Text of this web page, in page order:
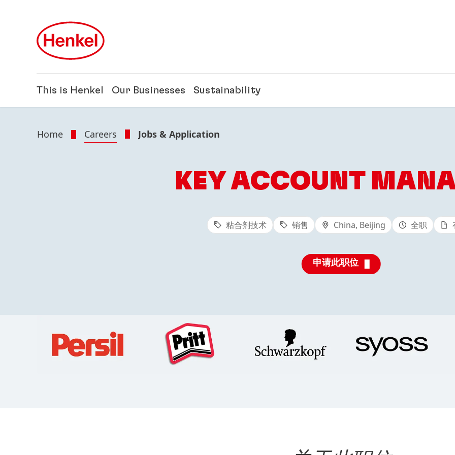
This is Henkel Our Businesses Sustainability
Home Careers Jobs & Application
KEY ACCOUNT
粘合剂技术 销售 China, Beijing 全职
申请此职位